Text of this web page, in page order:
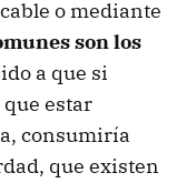
o mediante
son los
a que si
estar
consumiría
que existen